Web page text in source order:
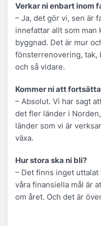
Verkar ni enbart inom
– Ja, det gör vi, sen är
innefattar allt som man
byggnad. Det är mur
fönsterrenovering, tak,
och så vidare.
Kommer ni att
– Absolut. Vi har sagt
det fler länder i
länder som vi är
växa.
Hur stora ska ni bli?
– Det finns inget
våra finansiella mål är
om året. Och det är